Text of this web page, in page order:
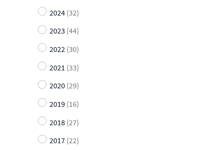
2024 (32)
2023 (44)
2022 (30)
2021 (33)
2020 (29)
2019 (16)
2018 (27)
2017 (22)